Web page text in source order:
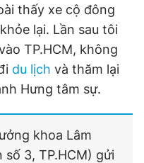
thấy xe cộ đông
lại. Lần sau tôi
TP.HCM, không
du lịch và thăm lại
Hưng tâm sự.
khoa Lâm
số 3, TP.HCM) gửi